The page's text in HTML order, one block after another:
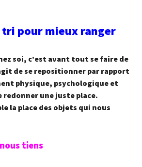
tri pour mieux ranger
soi, c’est avant tout se faire de
de se repositionner par rapport
physique, psychologique et
redonner une juste place.
la place des objets qui nous
tiens